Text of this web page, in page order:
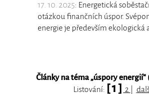
17. 10. 2025: Energetická
otázkou finančních úspor.
energie je především ekologická
Články na téma „úspory energií“
Listování: [ 1 ] 2